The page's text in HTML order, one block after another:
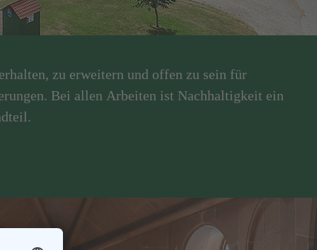
zu erweitern und offen zu sein für
Bei allen Arbeiten ist Nachhaltigkeit ein